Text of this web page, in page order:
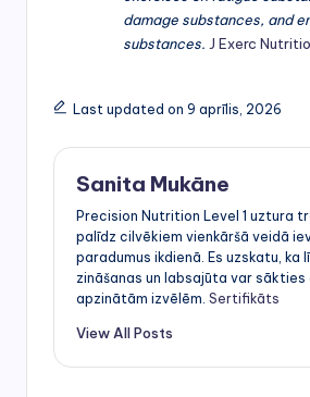
damage substances, and
substances. J Exerc
Last updated on 9 aprīlis, 2026
Sanita Mukāne
Precision Nutrition Level 1 uztura
palīdz cilvēkiem vienkāršā veidā
paradumus ikdienā. Es uzskatu, ka
zināšanas un labsajūta var sākties
apzinātām izvēlēm. Sertifikāts
View All Posts